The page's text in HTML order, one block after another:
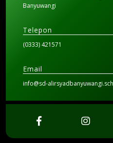
Banyuwangi
Telepon
(0333) 421571
Email
info@sd-